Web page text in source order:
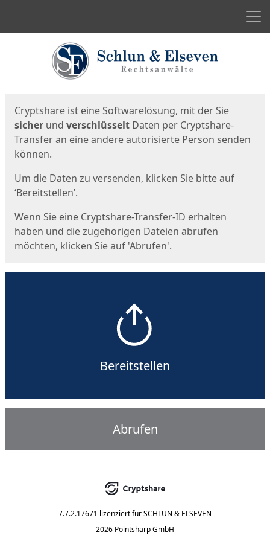
Cryptshare ist eine Softwarelösung, mit der Sie
sicher und verschlüsselt Daten per Cryptshare-
Transfer an eine andere autorisierte Person senden
können.
Um die Daten zu versenden, klicken Sie bitte auf
‘Bereitstellen’.
Wenn Sie eine Cryptshare-Transfer-ID erhalten
haben und die zugehörigen Dateien abrufen
möchten, klicken Sie auf 'Abrufen'.
Bereitstellen
Abrufen
7.7.2.17671 lizenziert fürSCHLUN & ELSEVEN
2026 Pointsharp GmbH